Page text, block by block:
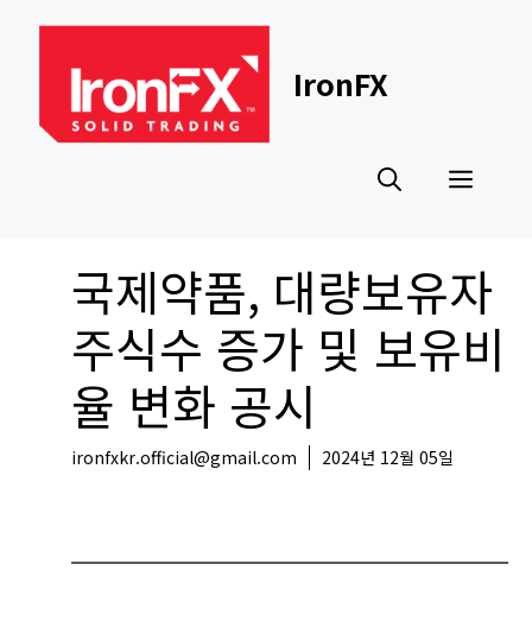
content
IronFX
국제약품, 대량보유자
주식수 증가 및 보유비
율 변화 공시
ironfxkr.official@gmail.com 2024년 12월 05일